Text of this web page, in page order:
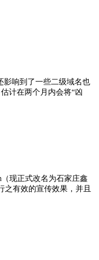
影响到了一些二级域名也
计在两个月内会将“凶
现正式改名为石家庄鑫
有效的宣传效果，并且